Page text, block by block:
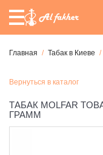
Главная Табак в Киеве
Вернуться в каталог
ТАБАК MOLFAR
ГРАММ